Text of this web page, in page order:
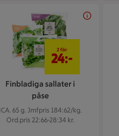
Finbladiga sallater i
påse
ICA. 65 g. Jmfpris 184:62/kg.
Ord.pris 22:66-28:34 kr.
2 för
24:-